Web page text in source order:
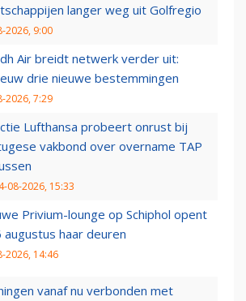
langer weg uit Golfregio
2026, 9:00
Air breidt netwerk verder uit:
drie nieuwe bestemmingen
2026, 7:29
Lufthansa probeert onrust bij
vakbond over overname TAP
08-2026, 15:33
Privium-lounge op Schiphol opent
augustus haar deuren
2026, 14:46
vanaf nu verbonden met